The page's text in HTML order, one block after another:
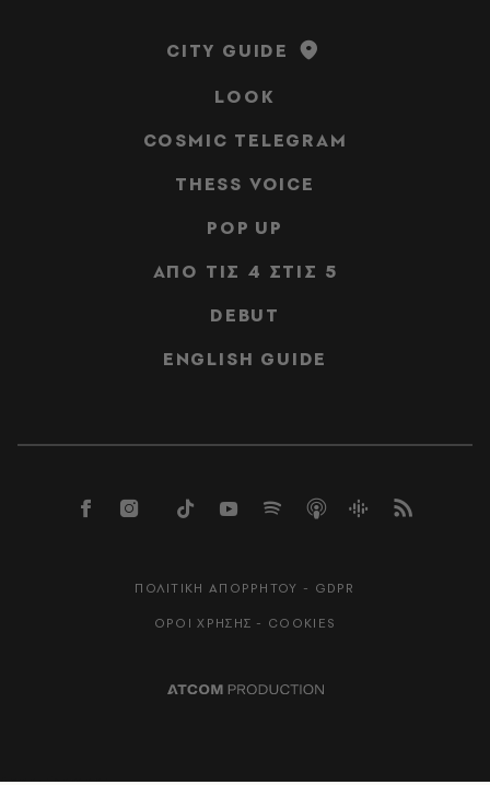
CITY GUIDE
LOOK
COSMIC TELEGRAM
THESS VOICE
POP UP
ΑΠΟ ΤΙΣ 4 ΣΤΙΣ 5
DEBUT
ENGLISH GUIDE
ΠΟΛΙΤΙΚΗ ΑΠΟΡΡΗΤΟΥ - GDPR
ΟΡΟΙ ΧΡΗΣΗΣ - COOKIES